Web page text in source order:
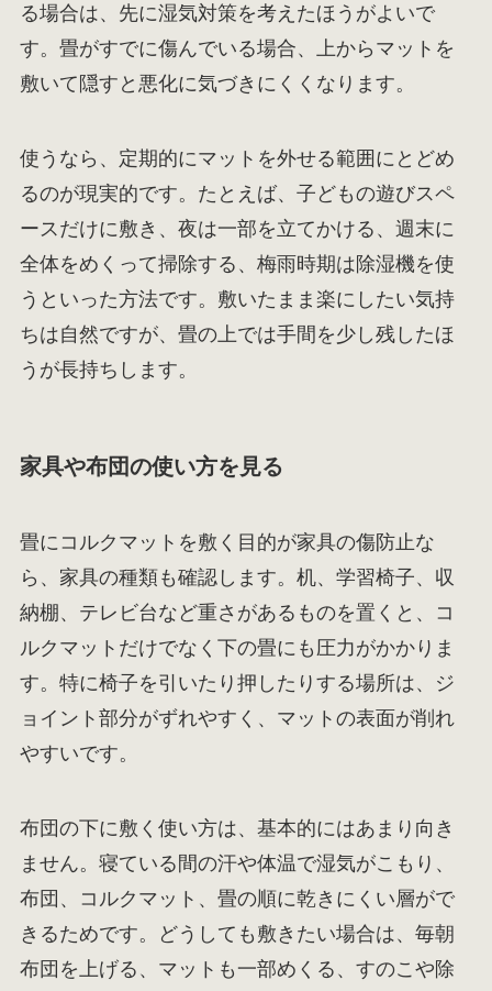
る場合は、先に湿気対策を考えたほうがよいで
す。畳がすでに傷んでいる場合、上からマットを
敷いて隠すと悪化に気づきにくくなります。
使うなら、定期的にマットを外せる範囲にとどめ
るのが現実的です。たとえば、子どもの遊びスペ
ースだけに敷き、夜は一部を立てかける、週末に
全体をめくって掃除する、梅雨時期は除湿機を使
うといった方法です。敷いたまま楽にしたい気持
ちは自然ですが、畳の上では手間を少し残したほ
うが長持ちします。
家具や布団の使い方を見る
畳にコルクマットを敷く目的が家具の傷防止な
ら、家具の種類も確認します。机、学習椅子、収
納棚、テレビ台など重さがあるものを置くと、コ
ルクマットだけでなく下の畳にも圧力がかかりま
す。特に椅子を引いたり押したりする場所は、ジ
ョイント部分がずれやすく、マットの表面が削れ
やすいです。
布団の下に敷く使い方は、基本的にはあまり向き
ません。寝ている間の汗や体温で湿気がこもり、
布団、コルクマット、畳の順に乾きにくい層がで
きるためです。どうしても敷きたい場合は、毎朝
布団を上げる、マットも一部めくる、すのこや除